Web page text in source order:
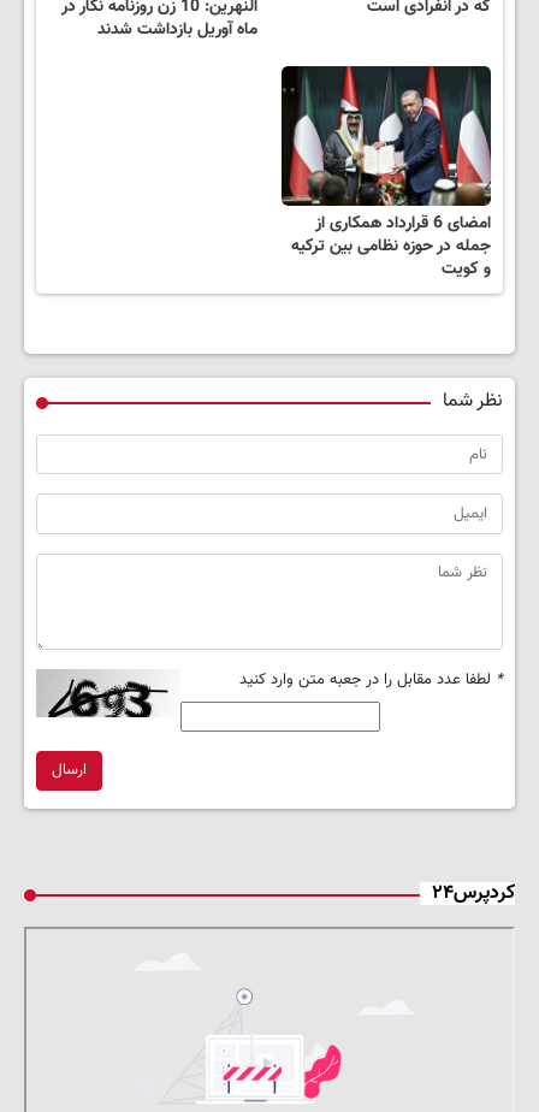
که در انفرادی است
النهرین: 10 زن روزنامه نگار در
ماه آوریل بازداشت شدند
امضای 6 قرارداد همکاری از
جمله در حوزه نظامی بین ترکیه
و کویت
نظر شما
* لطفا عدد مقابل را در جعبه متن وارد کنید
ارسال
کردپرس۲۴